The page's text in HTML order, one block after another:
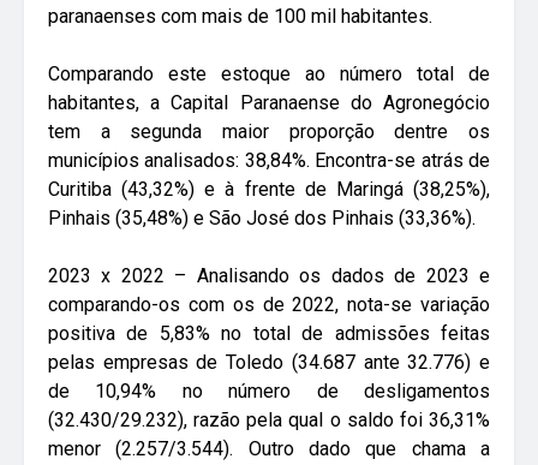
paranaenses com mais de 100 mil habitantes.
Comparando este estoque ao número total de
habitantes, a Capital Paranaense do Agronegócio
tem a segunda maior proporção dentre os
municípios analisados: 38,84%. Encontra-se atrás de
Curitiba (43,32%) e à frente de Maringá (38,25%),
Pinhais (35,48%) e São José dos Pinhais (33,36%).
2023 x 2022 – Analisando os dados de 2023 e
comparando-os com os de 2022, nota-se variação
positiva de 5,83% no total de admissões feitas
pelas empresas de Toledo (34.687 ante 32.776) e
de 10,94% no número de desligamentos
(32.430/29.232), razão pela qual o saldo foi 36,31%
menor (2.257/3.544). Outro dado que chama a